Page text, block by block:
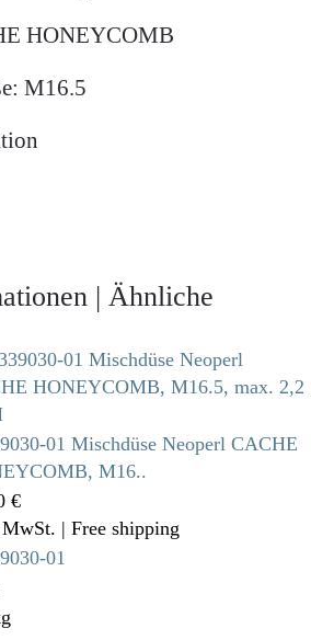
HONEYCOMB
M16.5
| Ähnliche
01 Mischdüse Neoperl CACHE
M16..
€
| Free shipping
01